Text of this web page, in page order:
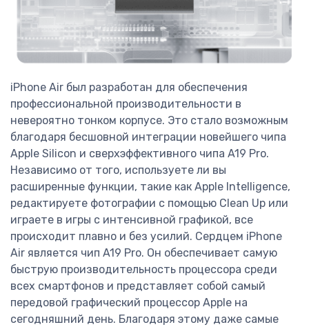
iPhone Air был разработан для обеспечения
профессиональной производительности в
невероятно тонком корпусе. Это стало возможным
благодаря бесшовной интеграции новейшего чипа
Apple Silicon и сверхэффективного чипа A19 Pro.
Независимо от того, используете ли вы
расширенные функции, такие как Apple Intelligence,
редактируете фотографии с помощью Clean Up или
играете в игры с интенсивной графикой, все
происходит плавно и без усилий. Сердцем iPhone
Air является чип A19 Pro. Он обеспечивает самую
быструю производительность процессора среди
всех смартфонов и представляет собой самый
передовой графический процессор Apple на
сегодняшний день. Благодаря этому даже самые